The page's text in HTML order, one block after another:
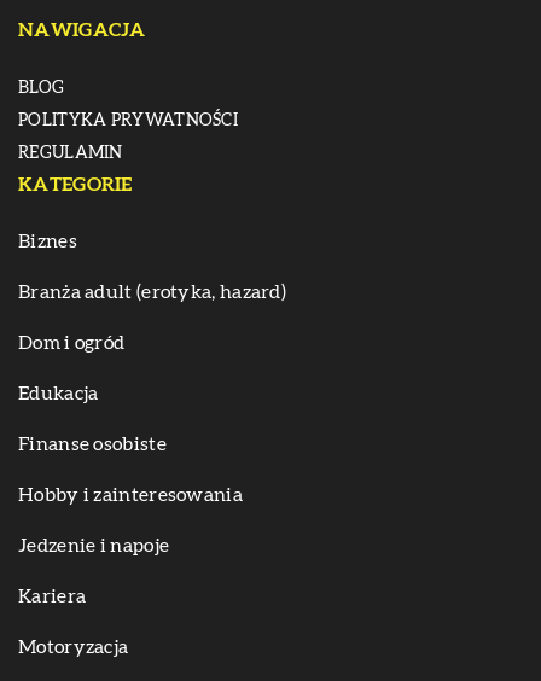
NAWIGACJA
BLOG
POLITYKA PRYWATNOŚCI
REGULAMIN
KATEGORIE
Biznes
Branża adult (erotyka, hazard)
Dom i ogród
Edukacja
Finanse osobiste
Hobby i zainteresowania
Jedzenie i napoje
Kariera
Motoryzacja